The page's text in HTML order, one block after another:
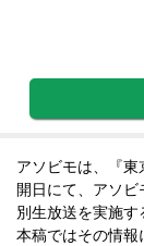
アソビモは、『
開日にて、アソ
別生放送を実施す
本稿ではその情報